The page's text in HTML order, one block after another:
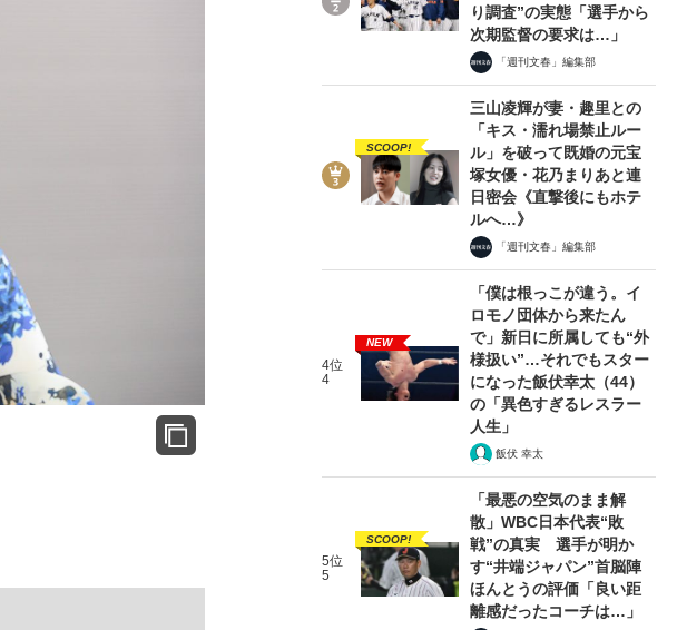
り調査”の実態「選手から
次期監督の要求は…」
「週刊文春」編集部
SCOOP!
三山凌輝が妻・趣里との
「キス・濡れ場禁止ルー
ル」を破って既婚の元宝
塚女優・花乃まりあと連
日密会《直撃後にもホテ
ルへ…》
「週刊文春」編集部
4位
4
NEW
「僕は根っこが違う。イ
ロモノ団体から来たん
で」新日に所属しても“外
様扱い”…それでもスター
になった飯伏幸太（44）
の「異色すぎるレスラー
人生」
飯伏 幸太
5位
5
SCOOP!
「最悪の空気のまま解
散」WBC日本代表“敗
戦”の真実 選手が明か
す“井端ジャパン”首脳陣
ほんとうの評価「良い距
離感だったコーチは…」